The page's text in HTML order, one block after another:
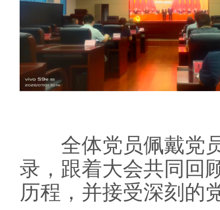
全体党员佩戴党
录，跟着大会共同回
历程，并接受深刻的